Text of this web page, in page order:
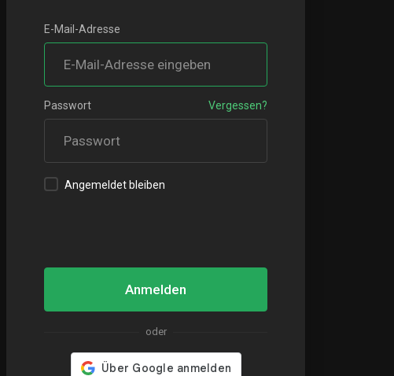
E-Mail-Adresse
Passwort Vergessen?
Angemeldet bleiben
Anmelden
oder